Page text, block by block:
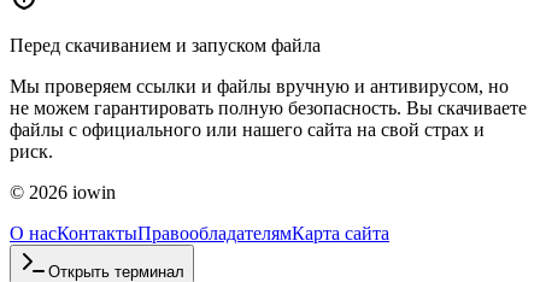
Перед скачиванием и запуском файла
Мы проверяем ссылки и файлы вручную и антивирусом, но
не можем гарантировать полную безопасность. Вы скачиваете
файлы с официального или нашего сайта на свой страх и
риск.
© 2026 iowin
О насКонтактыПравообладателямКарта сайта
Открыть терминал